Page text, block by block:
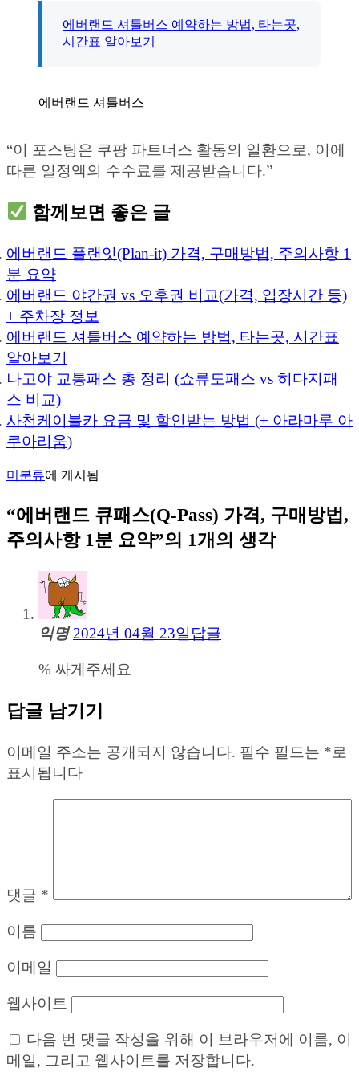
에버랜드 셔틀버스 예약하는 방법, 타는곳,
시간표 알아보기
에버랜드 셔틀버스
“이 포스팅은 쿠팡 파트너스 활동의 일환으로, 이에
따른 일정액의 수수료를 제공받습니다.”
함께보면 좋은 글
에버랜드 플랜잇(Plan-it) 가격, 구매방법, 주의사항 1
분 요약
에버랜드 야간권 vs 오후권 비교(가격, 입장시간 등)
+ 주차장 정보
에버랜드 셔틀버스 예약하는 방법, 타는곳, 시간표
알아보기
나고야 교통패스 총 정리 (쇼류도패스 vs 히다지패
스 비교)
사천케이블카 요금 및 할인받는 방법 (+ 아라마루 아
쿠아리움)
미분류에 게시됨
“에버랜드 큐패스(Q-Pass) 가격, 구매방법,
주의사항 1분 요약”의 1개의 생각
익명 2024년 04월 23일 답글
% 싸게주세요
답글 남기기
이메일 주소는 공개되지 않습니다. 필수 필드는 *로
표시됩니다
댓글 *
이름
이메일
웹사이트
다음 번 댓글 작성을 위해 이 브라우저에 이름, 이
메일, 그리고 웹사이트를 저장합니다.